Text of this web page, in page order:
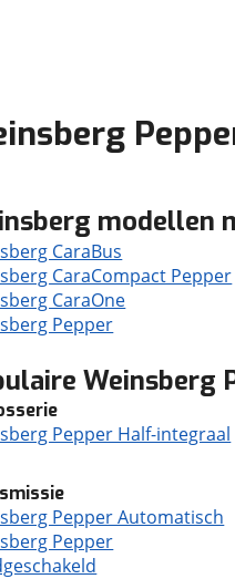
modellen
CaraBus
CaraCompact Pepper
CaraOne
Pepper
Weinsberg
Pepper Half-integraal
Pepper Automatisch
Pepper